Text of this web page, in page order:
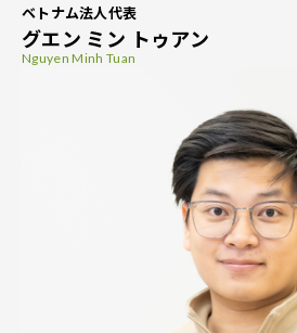
ベトナム法人代表
グエン ミン トゥアン
Nguyen Minh Tuan